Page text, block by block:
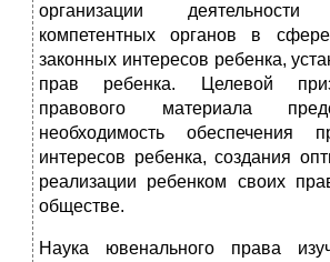
организации деятельности
компетентных органов в
законных интересов ребенка,
прав ребенка. Целевой
правового материала
необходимость обеспечения
интересов ребенка, создания
реализации ребенком своих
обществе.
Наука ювенального права